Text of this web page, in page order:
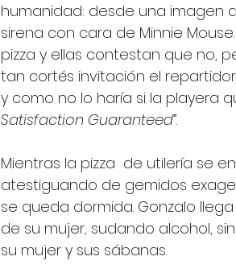
humanidad: desde una imagen
sirena con cara de Minnie
pizza y ellas contestan que no,
tan cortés invitación el
y como no lo haría si la playera
Satisfaction Guaranteed”.
Mientras la pizza  de utilería se
atestiguando de gemidos
se queda dormida. Gonzalo
de su mujer, sudando alcohol,
su mujer y sus sábanas.